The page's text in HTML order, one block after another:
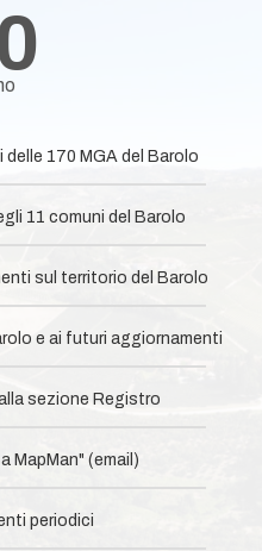
170 MGA del Barolo
11 comuni del Barolo​
sul territorio del Barolo
e ai futuri aggiornamenti
sezione Registro​
MapMan" (email)
periodici